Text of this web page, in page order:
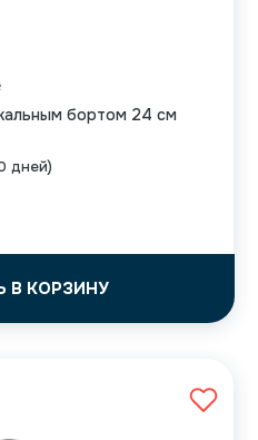
дней)
бортом 24 см
В КОРЗИНУ